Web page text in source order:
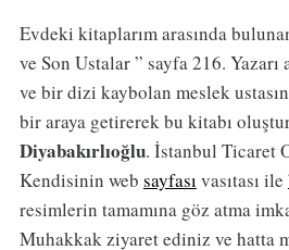
Evdeki kitaplarım arasında
ve Son Ustalar ” sayfa 216. Yazarı
ve bir dizi kaybolan meslek
bir araya getirerek bu kitabı
Diyabakırlıoğlu. İstanbul Ticaret
Kendisinin web sayfası vasıtası ile
resimlerin tamamına göz atma
Muhakkak ziyaret ediniz ve hatta